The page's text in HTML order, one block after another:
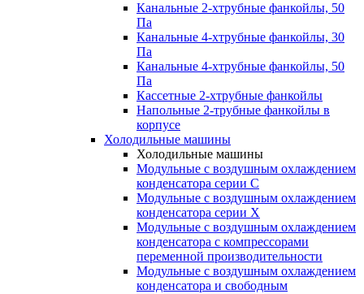
Канальные 2-хтрубные фанкойлы, 50
Па
Канальные 4-хтрубные фанкойлы, 30
Па
Канальные 4-хтрубные фанкойлы, 50
Па
Кассетные 2-хтрубные фанкойлы
Напольные 2-трубные фанкойлы в
корпусе
Холодильные машины
Холодильные машины
Модульные с воздушным охлаждением
конденсатора серии С
Модульные с воздушным охлаждением
конденсатора серии Х
Модульные с воздушным охлаждением
конденсатора с компрессорами
переменной производительности
Mодульные с воздушным охлаждением
конденсатора и свободным